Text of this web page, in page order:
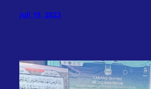
Juli 19, 2023